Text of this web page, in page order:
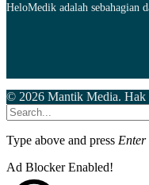
HeloMedik adalah sebahagian
© 2026 Mantik Media. Hak
Type above and press Enter
Ad Blocker Enabled!